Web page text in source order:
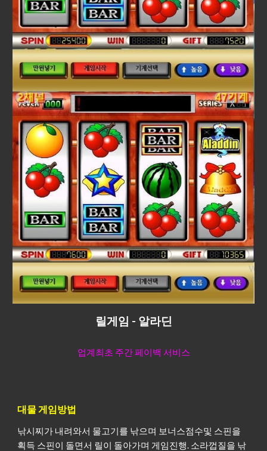
릴게임 - 알라딘
업계최초 주간 페이백 서비스
대물 게임방법
낚시찌가 내려와서 물고기를 낚으며 보너스점수및 스핀을
획득 스핀이 돌면서 릴이 돌아가며 게임진행. 소라껍질을 낚